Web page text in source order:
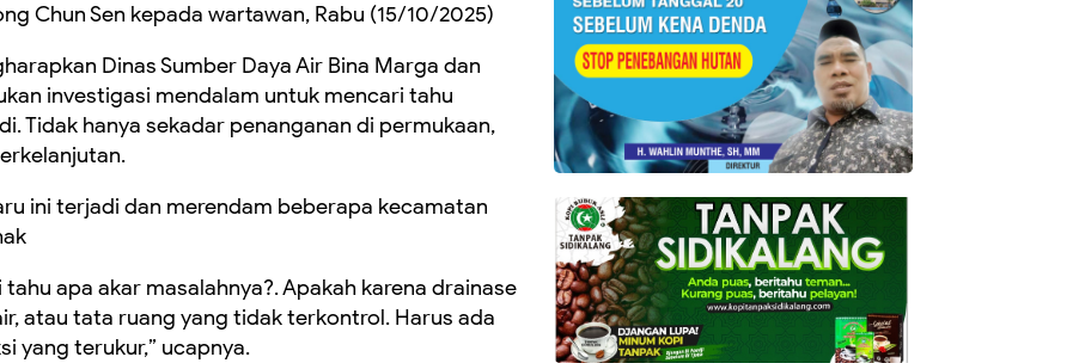
Chun Sen kepada wartawan, Rabu (15/10/2025)
Dinas Sumber Daya Air Bina Marga dan
investigasi mendalam untuk mencari tahu
Tidak hanya sekadar penanganan di permukaan,
ini terjadi dan merendam beberapa kecamatan
apa akar masalahnya?. Apakah karena drainase
atau tata ruang yang tidak terkontrol. Harus ada
yang terukur,” ucapnya.